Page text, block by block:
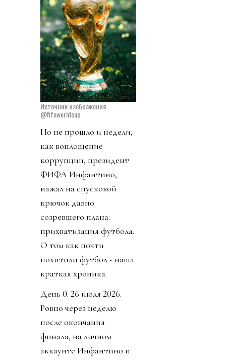
Источник изображения
@fifaworldcup
Но не прошло и недели,
как воплощение
коррупции, президент
ФИФА Инфантино,
нажал на спусковой
крючок давно
созревшего плана:
прихватизация футбола.
О том как почти
похитили футбол - наша
краткая хроника.
День 0. 26 июля 2026.
Ровно через неделю
после окончания
финала, на личном
аккаунте Инфантино и